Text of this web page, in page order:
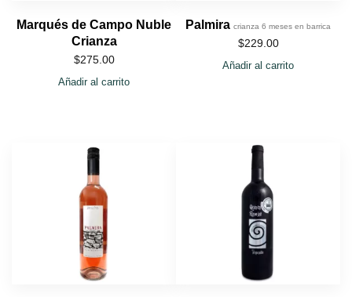
Marqués de Campo Nuble
Crianza
$275.00
Añadir al carrito
Palmira crianza 6 meses en barrica
$229.00
Añadir al carrito